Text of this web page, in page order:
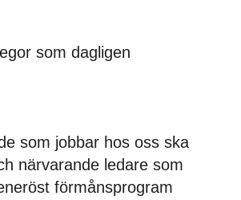
som dagligen
som jobbar hos oss ska
närvarande ledare som
förmånsprogram